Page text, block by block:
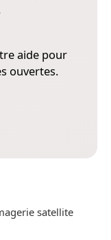
aide pour
ouvertes.
satellite